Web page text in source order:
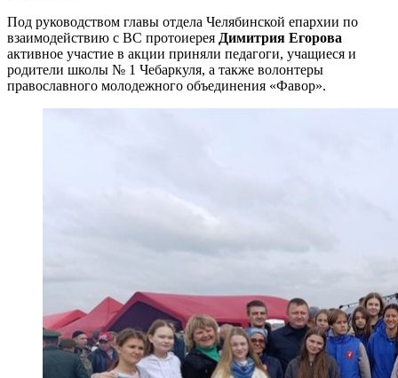
Под руководством главы отдела Челябинской епархии по
взаимодействию с ВС протоиерея Димитрия Егорова
активное участие в акции приняли педагоги, учащиеся и
родители школы № 1 Чебаркуля, а также волонтеры
православного молодежного объединения «Фавор».